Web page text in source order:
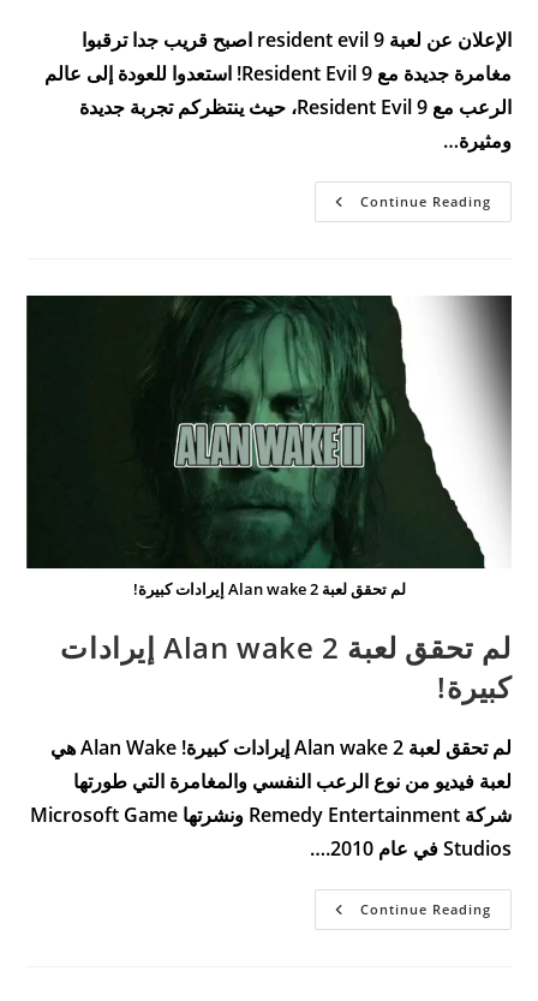
الإعلان عن لعبة resident evil 9 اصبح قريب جدا ترقبوا
مغامرة جديدة مع Resident Evil 9! استعدوا للعودة إلى عالم
الرعب مع Resident Evil 9، حيث ينتظركم تجربة جديدة
ومثيرة…
Continue Readingالإعلان
عن
اصبح
قريب
جدا
لم تحقق لعبة Alan wake 2 إيرادات كبيرة!
لم تحقق لعبة Alan wake 2 إيرادات
كبيرة!
لم تحقق لعبة Alan wake 2 إيرادات كبيرة! Alan Wake هي
لعبة فيديو من نوع الرعب النفسي والمغامرة التي طورتها
شركة Remedy Entertainment ونشرتها Microsoft Game
Studios في عام 2010.…
Continue Readingلم
تحقق